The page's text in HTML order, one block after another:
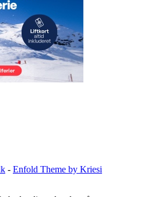
- Enfold Theme by Kriesi